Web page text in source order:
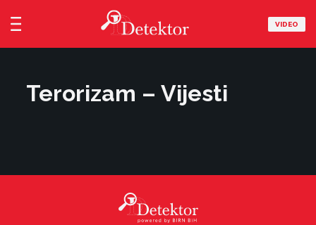
VIDEO
Terorizam – Vijesti